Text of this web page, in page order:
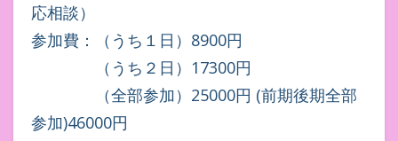
応相談）
参加費：（うち１日）8900円
（うち２日）17300円
（全部参加）25000円 (前期後期全部
参加)46000円